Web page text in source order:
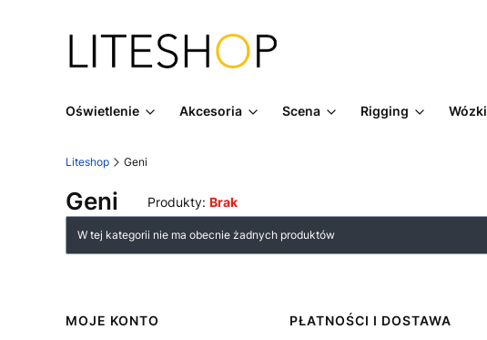
Oświetlenie Akcesoria Scena Rigging Wózki
Liteshop Geni
Geni Produkty: Brak
Lista produktów
W tej kategorii nie ma obecnie żadnych produktów
Linki w stopce
MOJE KONTO
PŁATNOŚCI I DOSTAWA